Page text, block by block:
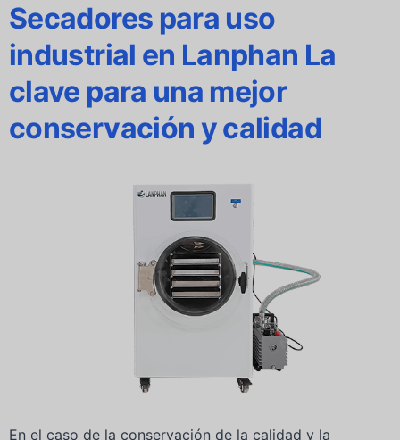
Secadores para uso
industrial en Lanphan La
clave para una mejor
conservación y calidad
En el caso de la conservación de la calidad y la